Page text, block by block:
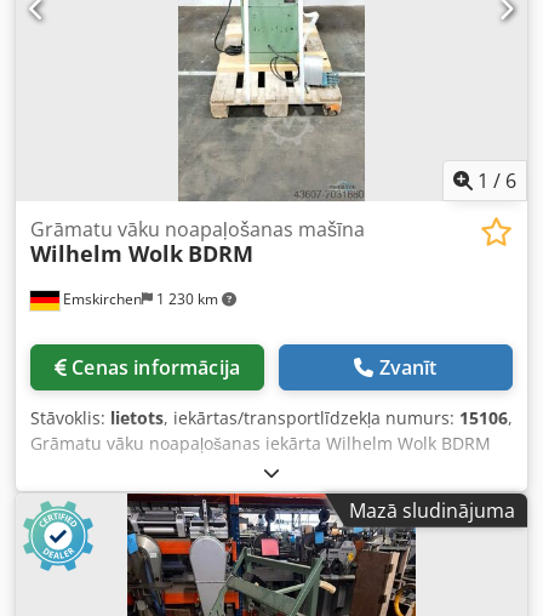
1 / 6
Emskirchen 1 230 km
Grāmatu vāku noapaļošanas mašīna
Wilhelm Wolk BDRM
Cenas informācija Zvanīt
Stāvoklis: lietots, iekārtas/transportlīdzekļa numurs: 15106,
Grāmatu vāku noapaļošanas iekārta Wilhelm Wolk BDRM
Dodpfxeh Axcko Acpjkr Tiešsaistes video inspekcija ar
Skype video Mēs labprāt uzņemsim Jūsu vizīti – vairāk
iekārtu pieejamas noliktavā Pieejama nekavējoties –
iespējama apskate Atrašanās vieta: Emskirchen /
Nirnberga – iespējams izmēģināt
Mazā sludinājuma